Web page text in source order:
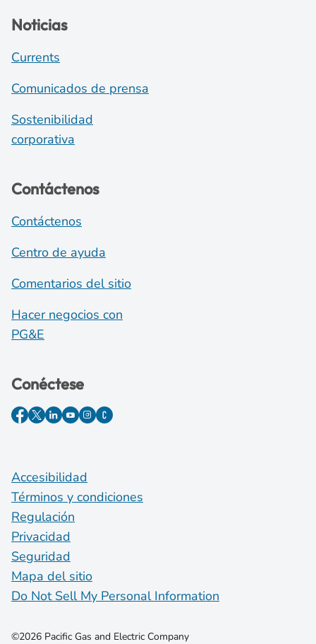
Noticias
Currents
Comunicados de prensa
Sostenibilidad
corporativa
Contáctenos
Contáctenos
Centro de ayuda
Comentarios del sitio
Hacer negocios con
PG&E
Conéctese
Accesibilidad
Términos y condiciones
Regulación
Privacidad
Seguridad
Mapa del sitio
Do Not Sell My Personal Information
©2026 Pacific Gas and Electric Company